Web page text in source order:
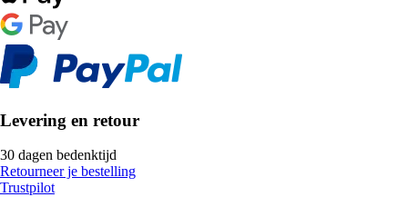
Levering en retour
30 dagen bedenktijd
Retourneer je bestelling
Trustpilot